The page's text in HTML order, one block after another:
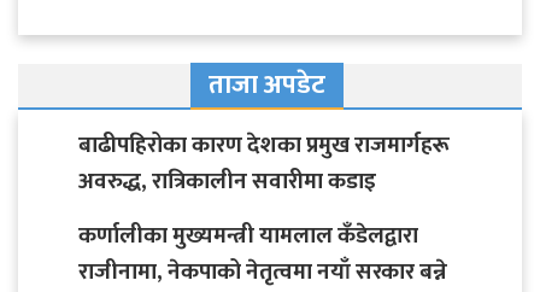
ताजा अपडेट
बाढीपहिरोका कारण देशका प्रमुख राजमार्गहरू
अवरुद्ध, रात्रिकालीन सवारीमा कडाइ
कर्णालीका मुख्यमन्त्री यामलाल कँडेलद्वारा
राजीनामा, नेकपाको नेतृत्वमा नयाँ सरकार बन्ने